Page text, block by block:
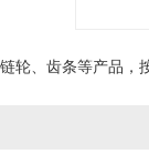
轮、齿条等产品，